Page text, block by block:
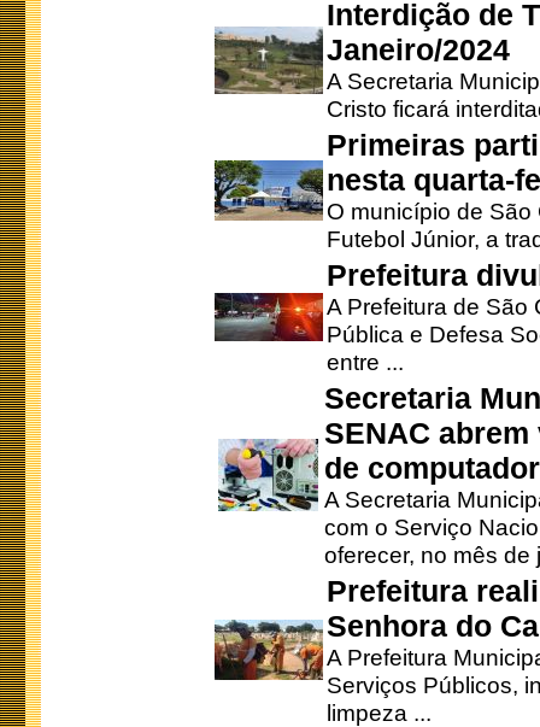
Interdição de
Janeiro/2024
A Secretaria
Cristo ficará
Primeiras
nesta quarta-
O município de
Futebol Júnior, a
Prefeitura
A Prefeitura de São
Pública e Defesa
entre ...
Secretaria
SENAC
de
A Secretaria
com o Serviço
oferecer, no mês de
Prefeitura
Senhora do
A Prefeitura
Serviços Públicos,
limpeza ...